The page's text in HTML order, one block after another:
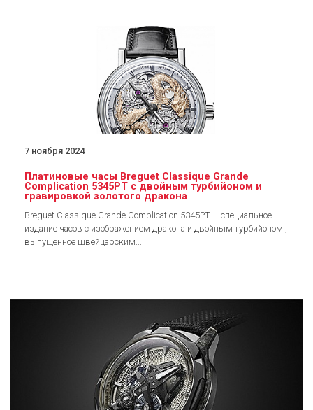
7 ноября 2024
Платиновые часы Breguet Classique Grande
Complication 5345PT с двойным турбийоном и
гравировкой золотого дракона
Breguet Classique Grande Complication 5345PT — специальное
издание часов с изображением дракона и двойным турбийоном ,
выпущенное швейцарским...